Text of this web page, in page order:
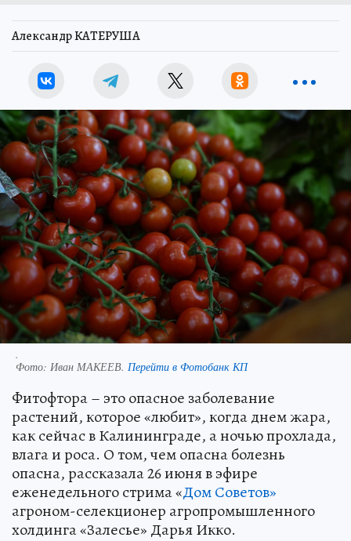
Александр КАТЕРУША
.
Фото: Иван МАКЕЕВ. Перейти в Фотобанк КП
Фитофтора – это опасное заболевание
растений, которое «любит», когда днем жара,
как сейчас в Калининграде, а ночью прохлада,
влага и роса. О том, чем опасна болезнь
опасна, рассказала 26 июня в эфире
еженедельного стрима «Дом Советов»
агроном-селекционер агропромышленного
холдинга «Залесье» Дарья Икко.